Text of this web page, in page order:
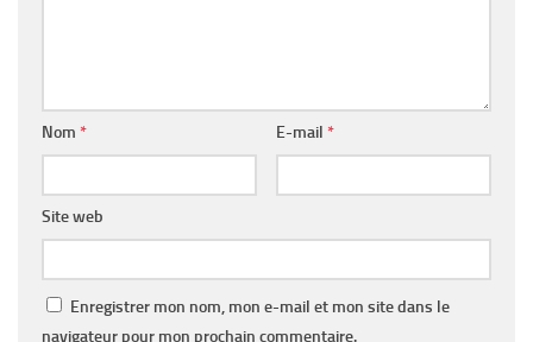
Nom * E-mail *
Site web
Enregistrer mon nom, mon e-mail et mon site dans le
navigateur pour mon prochain commentaire.